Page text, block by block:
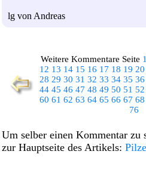
lg von Andreas
Weitere Kommentare Seite 1
12 13 14 15 16 17 18 19 20
28 29 30 31 32 33 34 35 36
44 45 46 47 48 49 50 51 52
60 61 62 63 64 65 66 67 68
76
Um selber einen Kommentar zu
zur Hauptseite des Artikels: